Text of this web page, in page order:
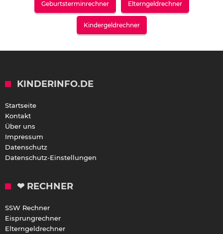
Geburtsterminrechner Elterngeldrechner
Kindergeldrechner
KINDERINFO.DE
Startseite
Kontakt
Über uns
Impressum
Datenschutz
Datenschutz-Einstellungen
❤ RECHNER
SSW Rechner
Eisprungrechner
Elterngeldrechner